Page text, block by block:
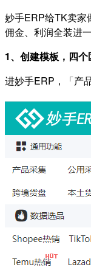
妙手ERP给TK卖家
佣金、利润全装进
1、创建模板，四
进妙手ERP，「产